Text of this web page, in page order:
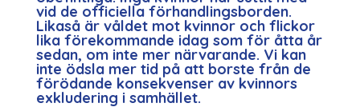
vid de officiella förhandlingsborden.
Likaså är våldet mot kvinnor och flickor
lika förekommande idag som för åtta år
sedan, om inte mer närvarande. Vi kan
inte ödsla mer tid på att borste från de
förödande konsekvenser av kvinnors
exkludering i samhället.